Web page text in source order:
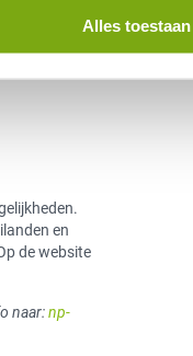
Alles toestaan
en Den Helder
en
de website
naar:np-